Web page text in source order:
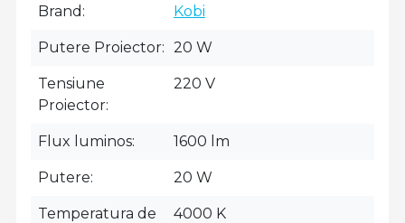
Brand Kobi
Putere Proiector 20 W
Tensiune
Proiector
220 V
Flux luminos 1600 lm
Putere 20 W
Temperatura de
4000 K